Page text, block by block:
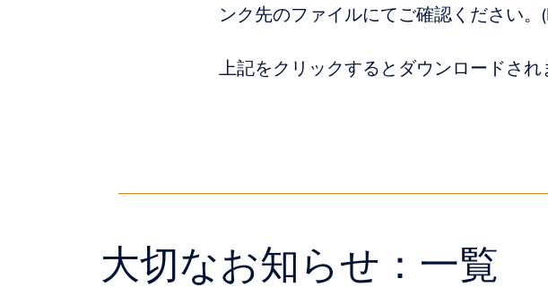
ンク先のファイルにてご確認ください。
上記をクリックするとダウンロードされ
大切なお知らせ：一覧